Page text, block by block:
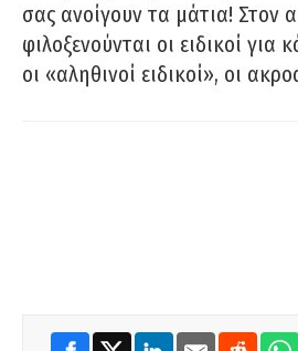
σας ανοίγουν τα μάτια! Στον
φιλοξενούνται οι ειδικοί για
οι «αληθινοί ειδικοί», οι